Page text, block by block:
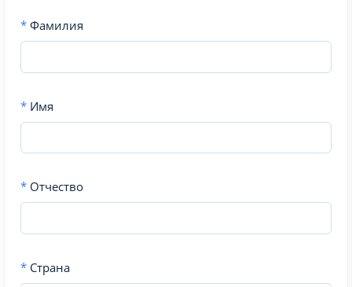
* Фамилия
* Имя
* Отчество
* Страна